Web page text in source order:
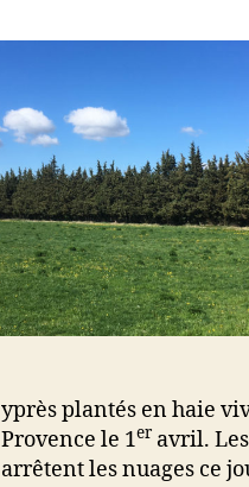
yprès plantés en haie
Provence le 1er avril.
arrêtent les nuages ce